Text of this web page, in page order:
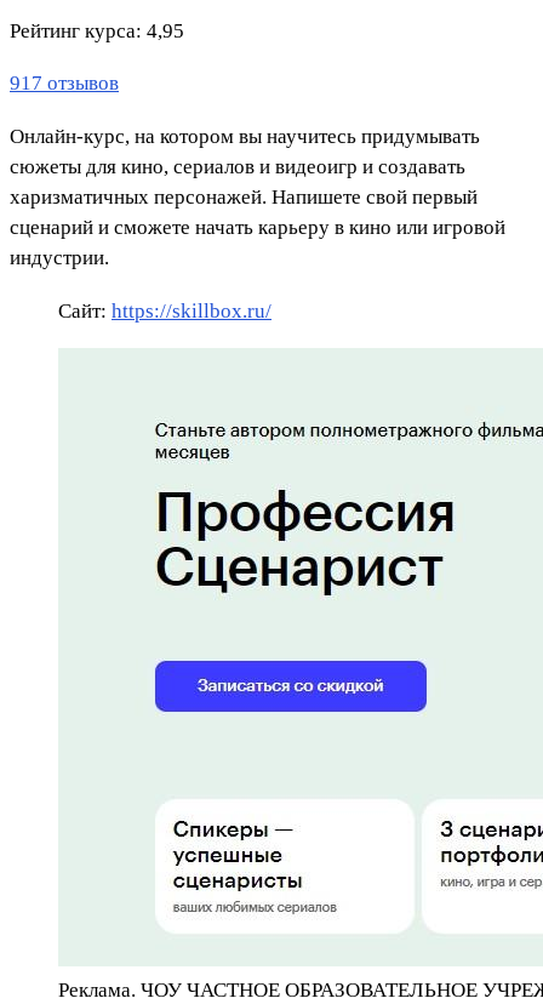
Рейтинг курса: 4,95
917 отзывов
Онлайн-курс, на котором вы научитесь придумывать
сюжеты для кино, сериалов и видеоигр и создавать
харизматичных персонажей. Напишете свой первый
сценарий и сможете начать карьеру в кино или игровой
индустрии.
Сайт: https://skillbox.ru/
Реклама. ЧОУ ЧАСТНОЕ ОБРАЗОВАТЕЛЬНОЕ